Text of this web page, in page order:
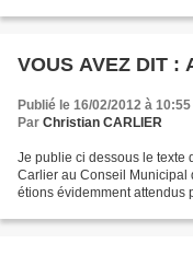
VOUS AVEZ DIT :
Publié le 16/02/2012 à 10:55
Par Christian CARLIER
Je publie ci dessous le texte
Carlier au Conseil Municipal
étions évidemment attendus